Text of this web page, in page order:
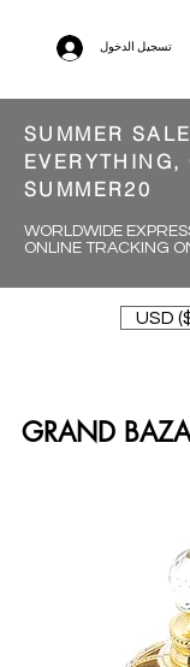
تسجيل الدخول
SUMMER
EVERYTHING,
SUMMER20
WORLDWIDE
ONLINE TRACKING
USD
GRAND